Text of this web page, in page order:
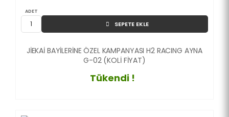
ADET
SEPETE EKLE
JİEKAİ BAYİLERİNE ÖZEL KAMPANYASI H2 RACING AYNA
G-02 (KOLİ FİYAT)
Tükendi !